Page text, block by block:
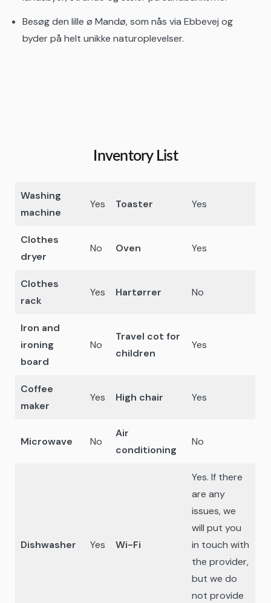
Besøg den lille ø Mandø, som nås via Ebbevej og
byder på helt unikke naturoplevelser.
Inventory List
Washing
machine
Yes Toaster Yes
Clothes
dryer
No Oven Yes
Clothes
rack
Yes Hartørrer No
Iron and
ironing
board
No
Travel cot for
children
Yes
Coffee
maker
Yes High chair Yes
Microwave No
Air
conditioning
No
Dishwasher Yes Wi-Fi
Yes. If there
are any
issues, we
will put you
in touch with
the provider,
but we do
not provide